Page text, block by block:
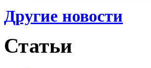
Другие новости
Статьи